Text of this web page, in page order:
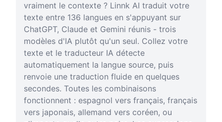
vraiment le contexte ? Linnk AI traduit votre
texte entre 136 langues en s'appuyant sur
ChatGPT, Claude et Gemini réunis - trois
modèles d'IA plutôt qu'un seul. Collez votre
texte et le traducteur IA détecte
automatiquement la langue source, puis
renvoie une traduction fluide en quelques
secondes. Toutes les combinaisons
fonctionnent : espagnol vers français, français
vers japonais, allemand vers coréen, ou